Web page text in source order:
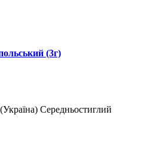
(3г)
Середньостиглий